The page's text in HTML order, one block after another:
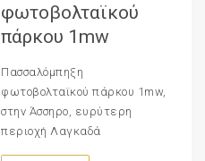
φωτοβολταϊκού
πάρκου 1mw
Πασσαλόμπηξη
φωτοβολταϊκού πάρκου 1mw,
στην Άσσηρο, ευρύτερη
περιοχή Λαγκαδά